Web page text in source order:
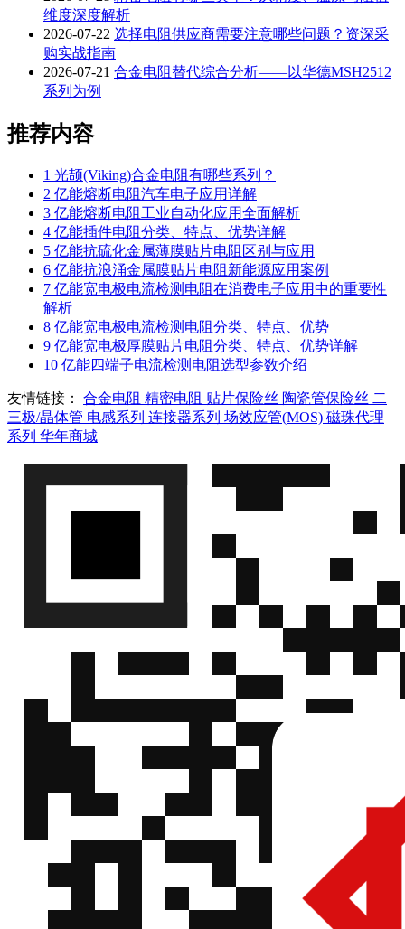
维度深度解析
2026-07-22 选择电阻供应商需要注意哪些问题？资深采
购实战指南
2026-07-21 合金电阻替代综合分析——以华德MSH2512
系列为例
推荐内容
1 光颉(Viking)合金电阻有哪些系列？
2 亿能熔断电阻汽车电子应用详解
3 亿能熔断电阻工业自动化应用全面解析
4 亿能插件电阻分类、特点、优势详解
5 亿能抗硫化金属薄膜贴片电阻区别与应用
6 亿能抗浪涌金属膜贴片电阻新能源应用案例
7 亿能宽电极电流检测电阻在消费电子应用中的重要性
解析
8 亿能宽电极电流检测电阻分类、特点、优势
9 亿能宽电极厚膜贴片电阻分类、特点、优势详解
10 亿能四端子电流检测电阻选型参数介绍
友情链接： 合金电阻 精密电阻 贴片保险丝 陶瓷管保险丝 二
三极/晶体管 电感系列 连接器系列 场效应管(MOS) 磁珠代理
系列 华年商城